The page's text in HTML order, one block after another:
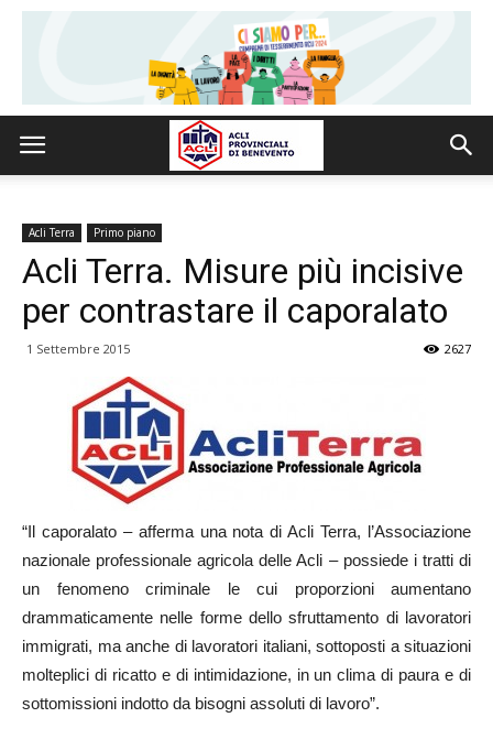
Acli Terra Primo piano
Acli Terra. Misure più incisive
per contrastare il caporalato
1 Settembre 2015 2627
“Il caporalato – afferma una nota di Acli Terra, l’Associazione
nazionale professionale agricola delle Acli – possiede i tratti di
un fenomeno criminale le cui proporzioni aumentano
drammaticamente nelle forme dello sfruttamento di lavoratori
immigrati, ma anche di lavoratori italiani, sottoposti a situazioni
molteplici di ricatto e di intimidazione, in un clima di paura e di
sottomissioni indotto da bisogni assoluti di lavoro”.